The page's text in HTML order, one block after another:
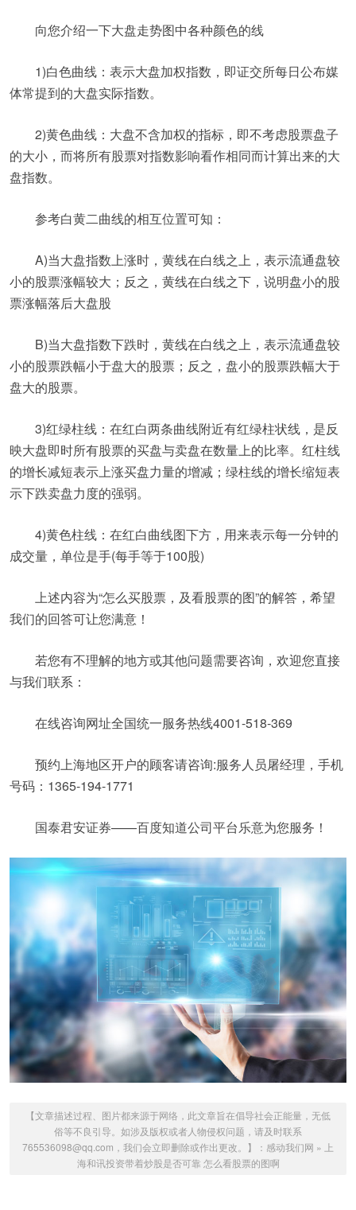
向您介绍一下大盘走势图中各种颜色的线
1)白色曲线：表示大盘加权指数，即证交所每日公布媒
体常提到的大盘实际指数。
2)黄色曲线：大盘不含加权的指标，即不考虑股票盘子
的大小，而将所有股票对指数影响看作相同而计算出来的大
盘指数。
参考白黄二曲线的相互位置可知：
A)当大盘指数上涨时，黄线在白线之上，表示流通盘较
小的股票涨幅较大；反之，黄线在白线之下，说明盘小的股
票涨幅落后大盘股
B)当大盘指数下跌时，黄线在白线之上，表示流通盘较
小的股票跌幅小于盘大的股票；反之，盘小的股票跌幅大于
盘大的股票。
3)红绿柱线：在红白两条曲线附近有红绿柱状线，是反
映大盘即时所有股票的买盘与卖盘在数量上的比率。红柱线
的增长减短表示上涨买盘力量的增减；绿柱线的增长缩短表
示下跌卖盘力度的强弱。
4)黄色柱线：在红白曲线图下方，用来表示每一分钟的
成交量，单位是手(每手等于100股)
上述内容为“怎么买股票，及看股票的图”的解答，希望
我们的回答可让您满意！
若您有不理解的地方或其他问题需要咨询，欢迎您直接
与我们联系：
在线咨询网址全国统一服务热线4001-518-369
预约上海地区开户的顾客请咨询:服务人员屠经理，手机
号码：1365-194-1771
国泰君安证券——百度知道公司平台乐意为您服务！
【文章描述过程、图片都来源于网络，此文章旨在倡导社会正能量，无低
俗等不良引导。如涉及版权或者人物侵权问题，请及时联系
765536098@qq.com，我们会立即删除或作出更改。】： 感动我们网 » 上
海和讯投资带着炒股是否可靠 怎么看股票的图啊